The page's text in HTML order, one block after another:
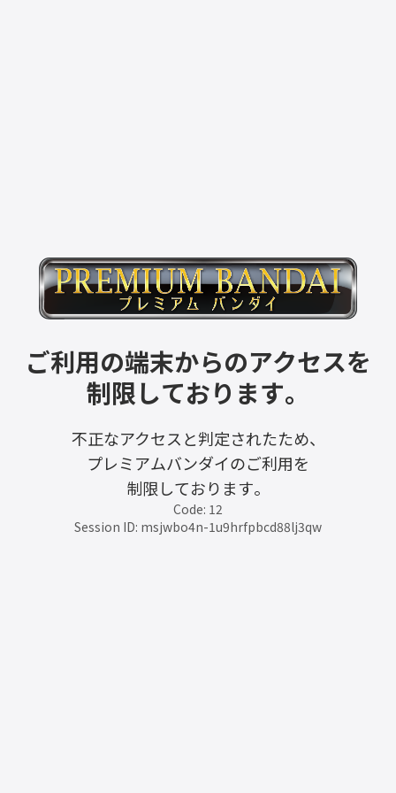
ご利用の端末からのアクセスを
制限しております。
不正なアクセスと判定されたため、
プレミアムバンダイのご利用を
制限しております。
Code: 12
Session ID: msjwbo4n-1u9hrfpbcd88lj3qw